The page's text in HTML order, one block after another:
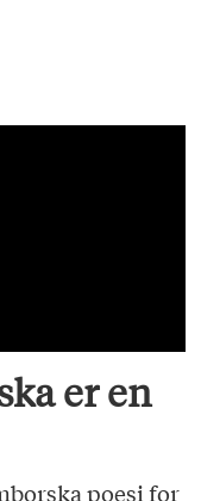
er en
poesi for